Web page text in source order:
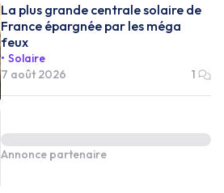
La plus grande centrale solaire de
France épargnée par les méga
feux
Solaire
7 août 2026
1
Annonce partenaire